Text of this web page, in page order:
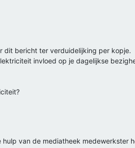
dit bericht ter verduidelijking per kopje.
invloed op je dagelijkse
van de mediatheek medewerkster